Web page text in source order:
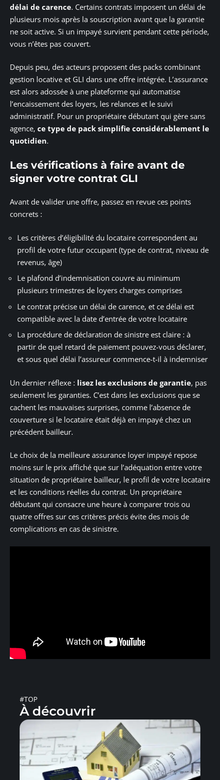
délai de carence. Certains contrats imposent un délai de
plusieurs mois après la souscription avant que la garantie
ne soit active. Si un impayé survient pendant cette période,
vous n’êtes pas couvert.
Depuis peu, des acteurs proposent des packs combinant
gestion locative et GLI dans une offre intégrée. L’assurance
est alors adossée à une plateforme qui automatise
l’encaissement des loyers, les relances et le suivi
administratif. Pour un propriétaire débutant qui gère sans
agence, ce type de pack simplifie considérablement le
quotidien.
Les vérifications à faire avant de
signer votre contrat GLI
Avant de valider une offre, passez en revue ces points
concrets :
Les critères d’éligibilité du locataire correspondent au
profil de votre futur occupant (type de contrat, niveau de
revenus, âge)
Le plafond d’indemnisation couvre au minimum
plusieurs trimestres de loyers charges comprises
Le contrat précise un délai de carence, et ce délai est
compatible avec la date d’entrée de votre locataire
La procédure de déclaration de sinistre est claire : à
partir de quel retard de paiement pouvez-vous déclarer,
et sous quel délai l’assureur commence-t-il à indemniser
Un dernier réflexe : lisez les exclusions de garantie, pas
seulement les garanties. C’est dans les exclusions que se
cachent les mauvaises surprises, comme l’absence de
couverture si le locataire était déjà en impayé chez un
précédent bailleur.
Le choix de la meilleure assurance loyer impayé repose
moins sur le prix affiché que sur l’adéquation entre votre
situation de propriétaire bailleur, le profil de votre locataire
et les conditions réelles du contrat. Un propriétaire
débutant qui consacre une heure à comparer trois ou
quatre offres sur ces critères précis évite des mois de
complications en cas de sinistre.
#TOP
À découvrir